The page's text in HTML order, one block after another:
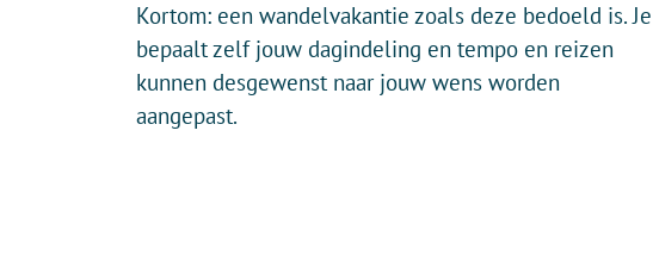
Kortom: een wandelvakantie zoals deze bedoeld is. Je
bepaalt zelf jouw dagindeling en tempo en reizen
kunnen desgewenst naar jouw wens worden
aangepast.